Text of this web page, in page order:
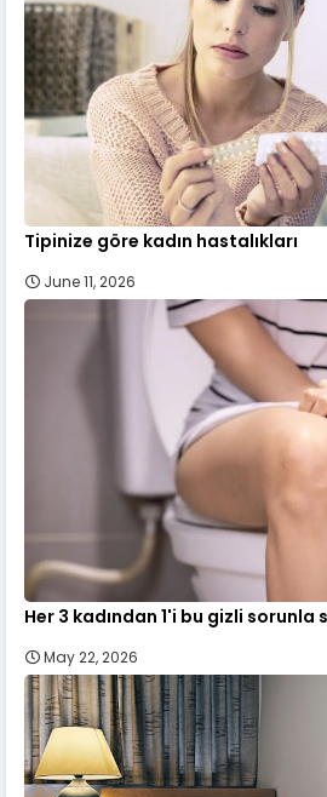
Tipinize göre kadın hastalıkları
June 11, 2026
Her 3 kadından 1'i bu gizli sorunla
May 22, 2026